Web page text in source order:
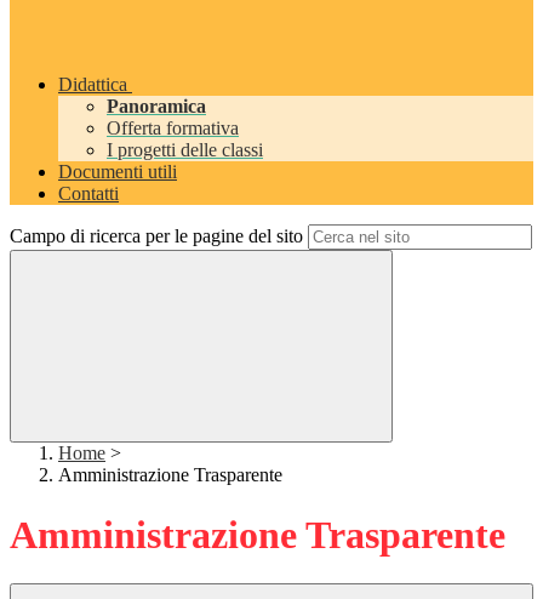
Didattica
Panoramica
Offerta formativa
I progetti delle classi
Documenti utili
Contatti
Campo di ricerca per le pagine del sito
Home >
Amministrazione Trasparente
Amministrazione Trasparente